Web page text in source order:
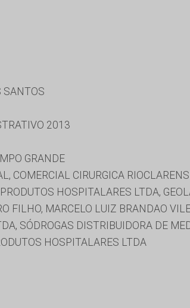
SANTOS
2013
GRANDE
COMERCIAL CIRURGICA
HOSPITALARES LTDA,
FILHO, MARCELO LUIZ BRANDAO
SÓDROGAS DISTRIBUIDORA DE
HOSPITALARES LTDA